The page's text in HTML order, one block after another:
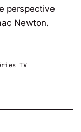
perspective
Newton.
TV